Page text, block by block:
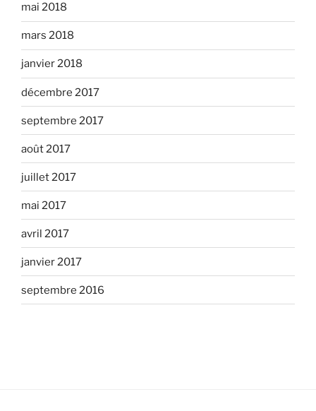
mai 2018
mars 2018
janvier 2018
décembre 2017
septembre 2017
août 2017
juillet 2017
mai 2017
avril 2017
janvier 2017
septembre 2016